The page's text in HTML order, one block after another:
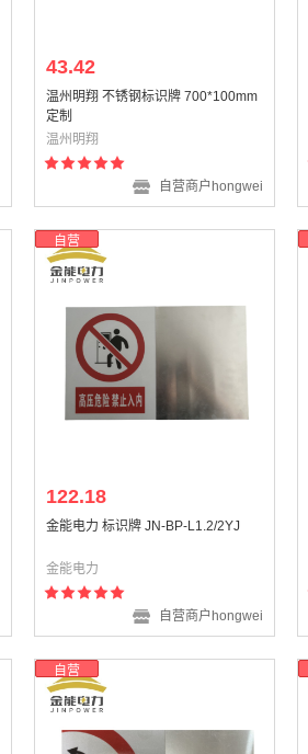
43.42
温州明翔 不锈钢标识牌 700*100mm
定制
温州明翔
自营商户hongwei
122.18
金能电力 标识牌 JN-BP-L1.2/2YJ
金能电力
自营
自营商户hongwei
自营